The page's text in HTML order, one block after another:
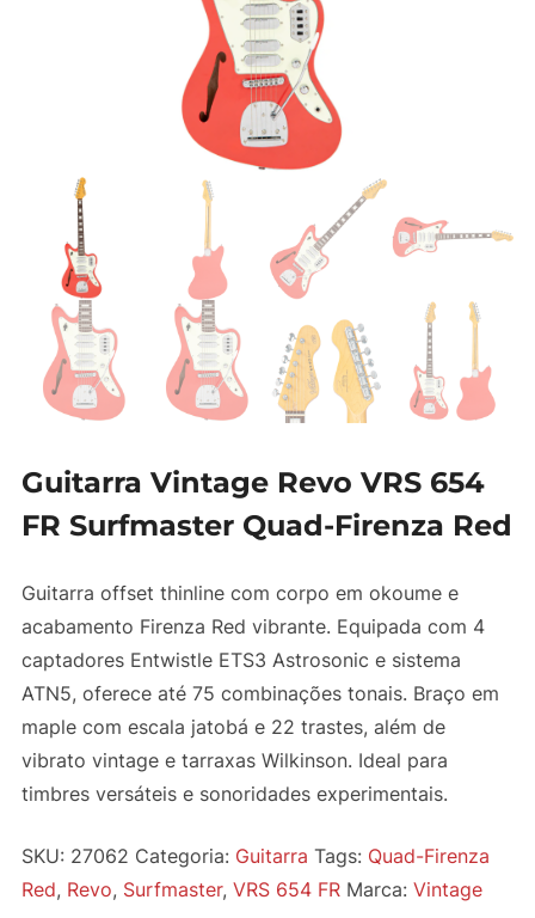
Guitarra Vintage Revo VRS 654
FR Surfmaster Quad-Firenza Red
Guitarra offset thinline com corpo em okoume e
acabamento Firenza Red vibrante. Equipada com 4
captadores Entwistle ETS3 Astrosonic e sistema
ATN5, oferece até 75 combinações tonais. Braço em
maple com escala jatobá e 22 trastes, além de
vibrato vintage e tarraxas Wilkinson. Ideal para
timbres versáteis e sonoridades experimentais.
SKU: 27062 Categoria: Guitarra Tags: Quad-Firenza
Red, Revo, Surfmaster, VRS 654 FR Marca: Vintage